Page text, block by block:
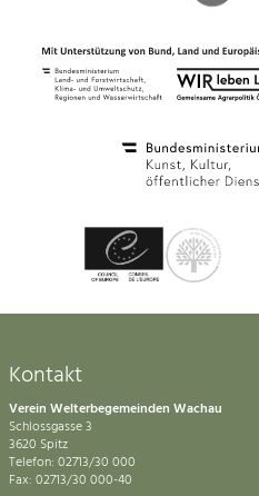
Kontakt
Verein Welterbegemeinden Wachau
Schlossgasse 3
3620 Spitz
Telefon: 02713/30 000
Fax: 02713/30 000-40